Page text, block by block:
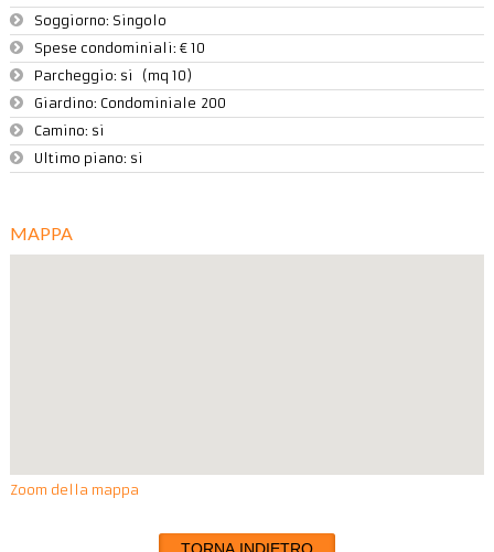
Soggiorno: Singolo
Spese condominiali: € 10
Parcheggio: si (mq 10)
Giardino: Condominiale 200
Camino: si
Ultimo piano: si
MAPPA
Zoom della mappa
TORNA INDIETRO